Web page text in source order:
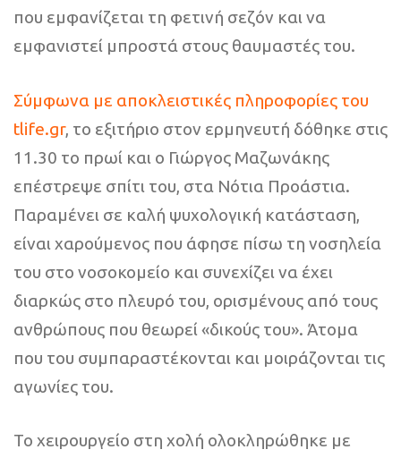
που εμφανίζεται τη φετινή σεζόν και να
εμφανιστεί μπροστά στους θαυμαστές του.
Σύμφωνα με αποκλειστικές πληροφορίες του
tlife.gr, το εξιτήριο στον ερμηνευτή δόθηκε στις
11.30 το πρωί και ο Γιώργος Μαζωνάκης
επέστρεψε σπίτι του, στα Νότια Προάστια.
Παραμένει σε καλή ψυχολογική κατάσταση,
είναι χαρούμενος που άφησε πίσω τη νοσηλεία
του στο νοσοκομείο και συνεχίζει να έχει
διαρκώς στο πλευρό του, ορισμένους από τους
ανθρώπους που θεωρεί «δικούς του». Άτομα
που του συμπαραστέκονται και μοιράζονται τις
αγωνίες του.
Το χειρουργείο στη χολή ολοκληρώθηκε με